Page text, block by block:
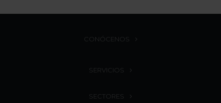
CONÓCENOS
SERVICIOS
SECTORES